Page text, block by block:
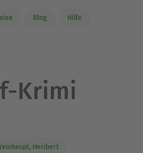
Blog Hilfe
Krimi
Heribert